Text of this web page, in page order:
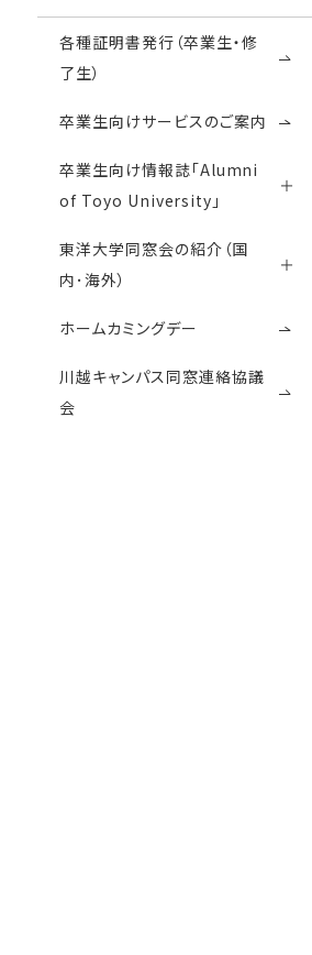
各種証明書発行（卒業生・修
了生）
卒業生向けサービスのご案内
卒業生向け情報誌「Alumni
of Toyo University」
東洋大学同窓会の紹介（国
内･海外）
ホームカミングデー
川越キャンパス同窓連絡協議
会